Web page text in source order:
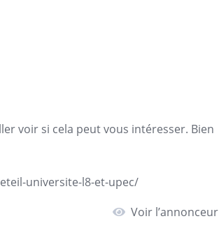
voir si cela peut vous intéresser. Bien
universite-l8-et-upec/
Voir l’annonceur